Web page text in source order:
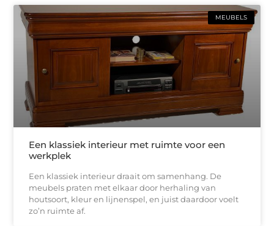
MEUBELS
Een klassiek interieur met ruimte voor een
werkplek
Een klassiek interieur draait om samenhang. De
meubels praten met elkaar door herhaling van
houtsoort, kleur en lijnenspel, en juist daardoor voelt
zo’n ruimte af.